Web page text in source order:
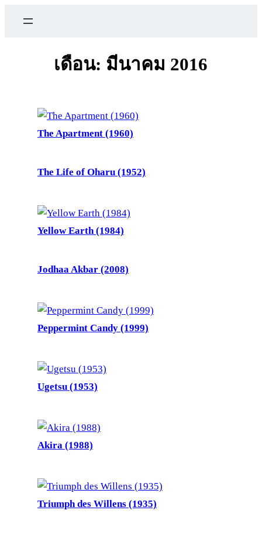
เดือน: มีนาคม 2016
The Apartment (1960)
The Life of Oharu (1952)
Yellow Earth (1984)
Jodhaa Akbar (2008)
Peppermint Candy (1999)
Ugetsu (1953)
Akira (1988)
Triumph des Willens (1935)